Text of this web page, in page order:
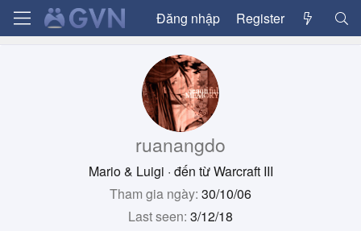
Đăng nhập Register
ruanangdo
Mario & Luigi · đến từWarcraft III
Tham gia ngày 30/10/06
Last seen 3/12/18